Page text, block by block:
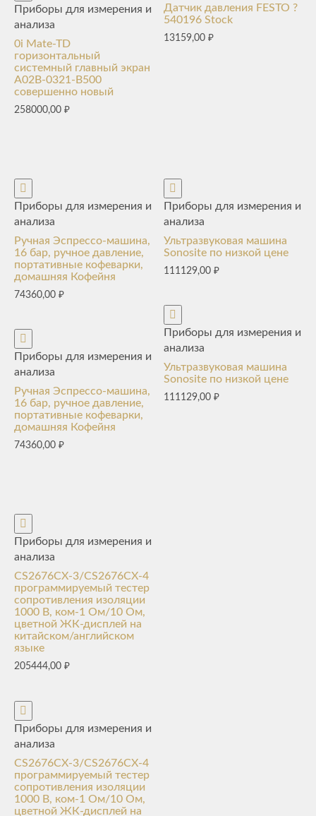
Приборы для измерения и
анализа
0i Mate-TD
горизонтальный
системный главный экран
A02B-0321-B500
совершенно новый
258000,00 ₽
Датчик давления FESTO ?
540196 Stock
13159,00₽
Приборы для измерения и
анализа
Ручная Эспрессо-машина,
16 бар, ручное давление,
портативные кофеварки,
домашняя Кофейня
74360,00 ₽
Приборы для измерения и
анализа
Ручная Эспрессо-машина,
16 бар, ручное давление,
портативные кофеварки,
домашняя Кофейня
74360,00 ₽
Приборы для измерения и
анализа
Ультразвуковая машина
Sonosite по низкой цене
111129,00₽
Приборы для измерения и
анализа
Ультразвуковая машина
Sonosite по низкой цене
111129,00₽
Приборы для измерения и
анализа
CS2676CX-3/CS2676CX-4
программируемый тестер
сопротивления изоляции
1000 В, ком-1 Ом/10 Ом,
цветной ЖК-дисплей на
китайском/английском
языке
205444,00 ₽
Приборы для измерения и
анализа
CS2676CX-3/CS2676CX-4
программируемый тестер
сопротивления изоляции
1000 В, ком-1 Ом/10 Ом,
цветной ЖК-дисплей на